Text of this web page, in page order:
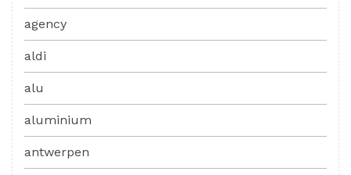
agency
aldi
alu
aluminium
antwerpen